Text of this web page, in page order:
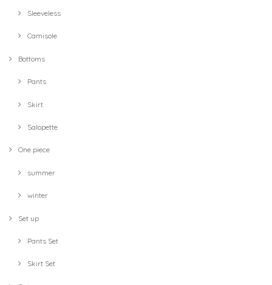
Sleeveless
Camisole
Bottoms
Pants
Skirt
Salopette
One piece
summer
winter
Set up
Pants Set
Skirt Set